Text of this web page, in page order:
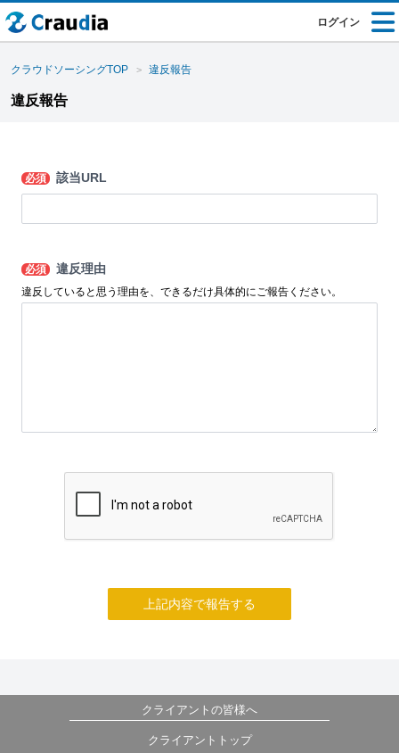
ログイン
クラウドソーシングTOP 違反報告
違反報告
必須 該当URL
必須 違反理由
違反していると思う理由を、できるだけ具体的にご報告ください。
上記内容で報告する
クライアントの皆様へ
クライアントトップ